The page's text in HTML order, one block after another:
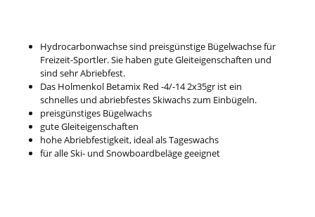
Hydrocarbonwachse sind preisgünstige Bügelwachse für
Freizeit-Sportler. Sie haben gute Gleiteigenschaften und
sind sehr Abriebfest.
Das Holmenkol Betamix Red -4/-14 2x35gr ist ein
schnelles und abriebfestes Skiwachs zum Einbügeln.
preisgünstiges Bügelwachs
gute Gleiteigenschaften
hohe Abriebfestigkeit, ideal als Tageswachs
für alle Ski- und Snowboardbeläge geeignet